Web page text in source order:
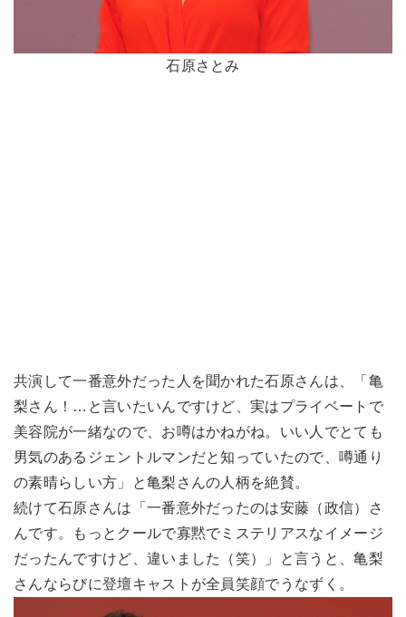
石原さとみ
共演して一番意外だった人を聞かれた石原さんは、「亀
梨さん！…と言いたいんですけど、実はプライベートで
美容院が一緒なので、お噂はかねがね。いい人でとても
男気のあるジェントルマンだと知っていたので、噂通り
の素晴らしい方」と亀梨さんの人柄を絶賛。
続けて石原さんは「一番意外だったのは安藤（政信）さ
んです。もっとクールで寡黙でミステリアスなイメージ
だったんですけど、違いました（笑）」と言うと、亀梨
さんならびに登壇キャストが全員笑顔でうなずく。